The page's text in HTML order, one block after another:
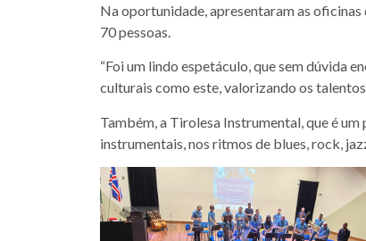
Na oportunidade, apresentaram as
70 pessoas.
“Foi um lindo espetáculo, que sem dúvida
culturais como este, valorizando os
Também, a Tirolesa Instrumental, que é
instrumentais, nos ritmos de blues, rock,